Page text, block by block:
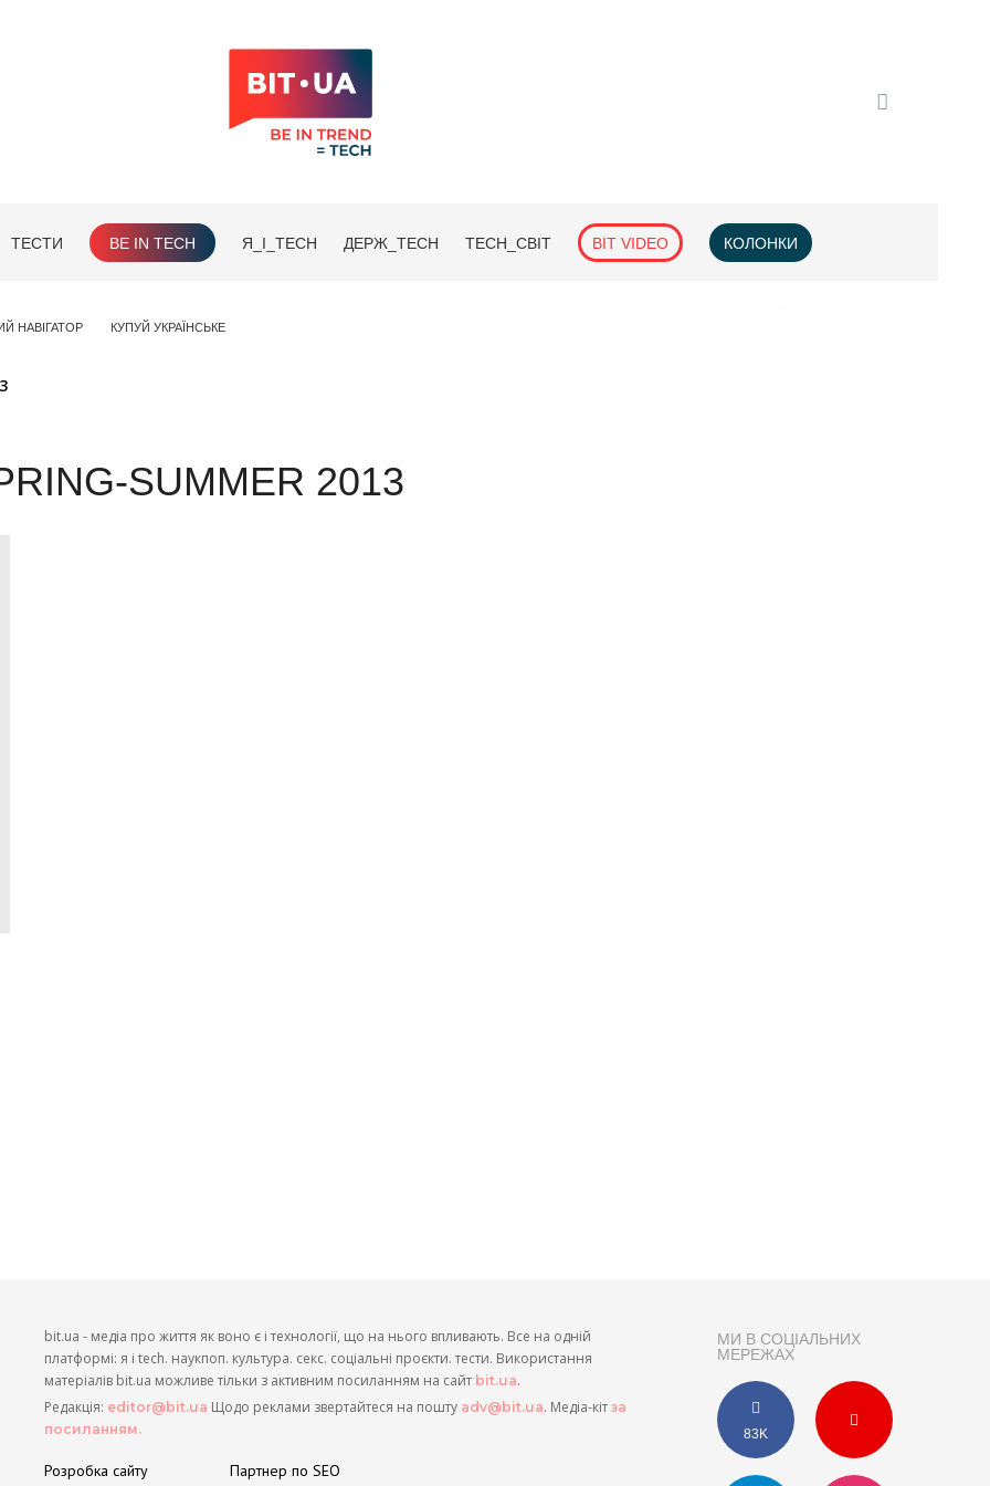
ТЕСТИ BE IN TECH Я_І_TECH ДЕРЖ_TECH TECH_СВІТ BIT VIDEO КОЛОНКИ
НАВІГАТОР КУПУЙ УКРАЇНСЬКЕ
SUMMER 2013
МИ В СОЦІАЛЬНИХ
МЕРЕЖАХ
83K
bit.ua - медіа про життя як воно є і технології, що на нього впливають. Все на одній
платформі: я і tech. наукпоп. культура. секс. соціальні проєкти. тести. Використання
матеріалів bit.ua можливе тільки з активним посиланням на сайт bit.ua.
Редакція: editor@bit.ua Щодо реклами звертайтеся на пошту adv@bit.ua. Медіа-кіт за
посиланням.
Розробка сайту Партнер по SEO